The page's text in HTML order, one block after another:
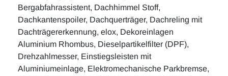
Bergabfahrassistent, Dachhimmel Stoff,
Dachkantenspoiler, Dachquerträger, Dachreling mit
Dachträgererkennung, elox, Dekoreinlagen
Aluminium Rhombus, Dieselpartikelfilter (DPF),
Drehzahlmesser, Einstiegsleisten mit
Aluminiumeinlage, Elektromechanische Parkbremse,